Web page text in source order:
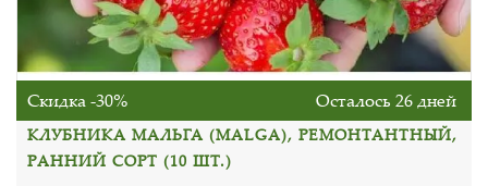
Скидка -30% Осталось 26 дней
КЛУБНИКА МАЛЬГА (MALGA), РЕМОНТАНТНЫЙ,
РАННИЙ СОРТ (10 ШТ.)